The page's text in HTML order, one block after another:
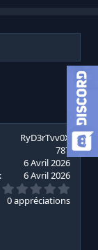
RyD3rTvv0X
787
6 Avril 2026
6 Avril 2026
.
0 appréciations